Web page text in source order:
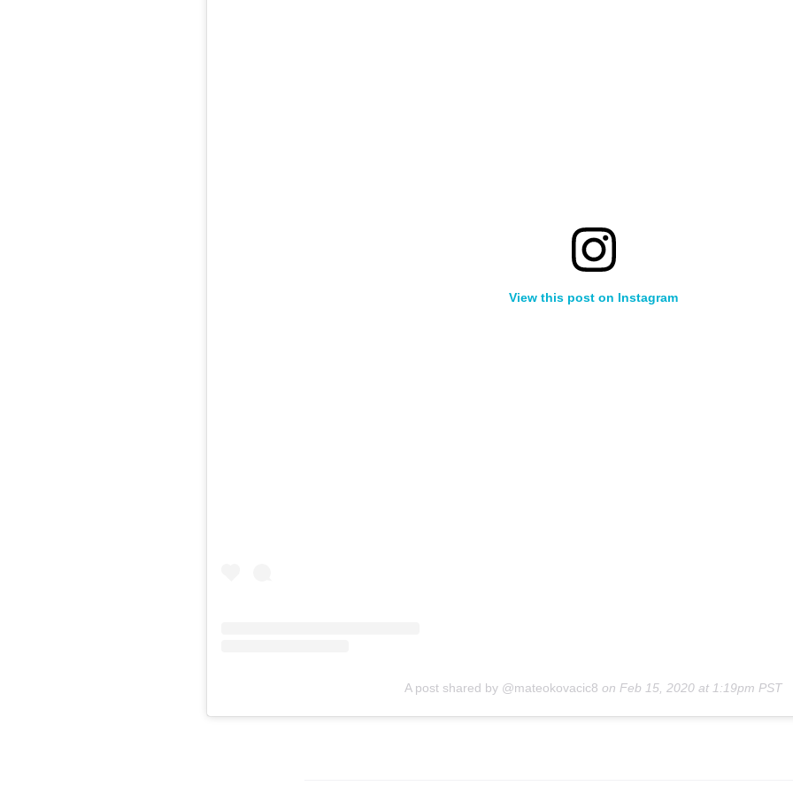
View this post on Instagram
A post shared by @mateokovacic8 onFeb 15, 2020 at 1:19pm PST